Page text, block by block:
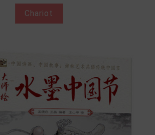
Chariot